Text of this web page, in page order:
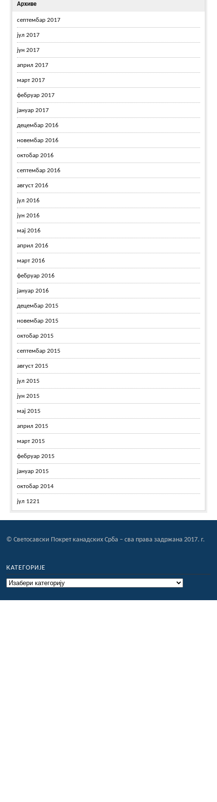
Архиве
септембар 2017
јул 2017
јун 2017
април 2017
март 2017
фебруар 2017
јануар 2017
децембар 2016
новембар 2016
октобар 2016
септембар 2016
август 2016
јул 2016
јун 2016
мај 2016
април 2016
март 2016
фебруар 2016
јануар 2016
децембар 2015
новембар 2015
октобар 2015
септембар 2015
август 2015
јул 2015
јун 2015
мај 2015
април 2015
март 2015
фебруар 2015
јануар 2015
октобар 2014
јул 1221
© Светосавски Покрет канадских Срба – сва права задржана 2017. г.
КАТЕГОРИЈЕ
Категорије